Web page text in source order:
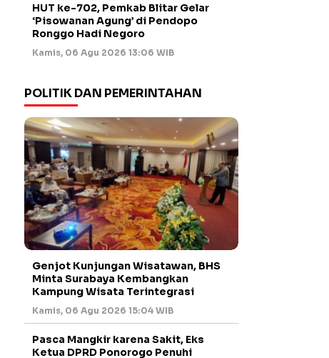
HUT ke-702, Pemkab Blitar Gelar
‘Pisowanan Agung’ di Pendopo
Ronggo Hadi Negoro
Kamis, 06 Agu 2026 13:06 WIB
POLITIK DAN PEMERINTAHAN
Genjot Kunjungan Wisatawan, BHS
Minta Surabaya Kembangkan
Kampung Wisata Terintegrasi
Kamis, 06 Agu 2026 15:04 WIB
Pasca Mangkir karena Sakit, Eks
Ketua DPRD Ponorogo Penuhi